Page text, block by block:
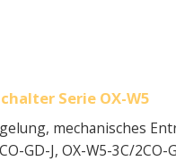
Serie OX-W5
mechanisches
GD-J, OX-W5-3C/2CO-